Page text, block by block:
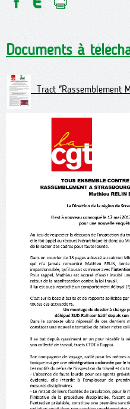
Documents à
Tract "Rassemblement